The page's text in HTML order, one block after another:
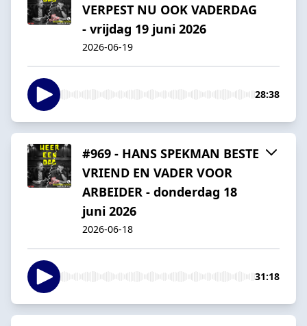
VERPEST NU OOK VADERDAG
- vrijdag 19 juni 2026
2026-06-19
28:38
#969 - HANS SPEKMAN BESTE
VRIEND EN VADER VOOR
ARBEIDER - donderdag 18
juni 2026
2026-06-18
31:18